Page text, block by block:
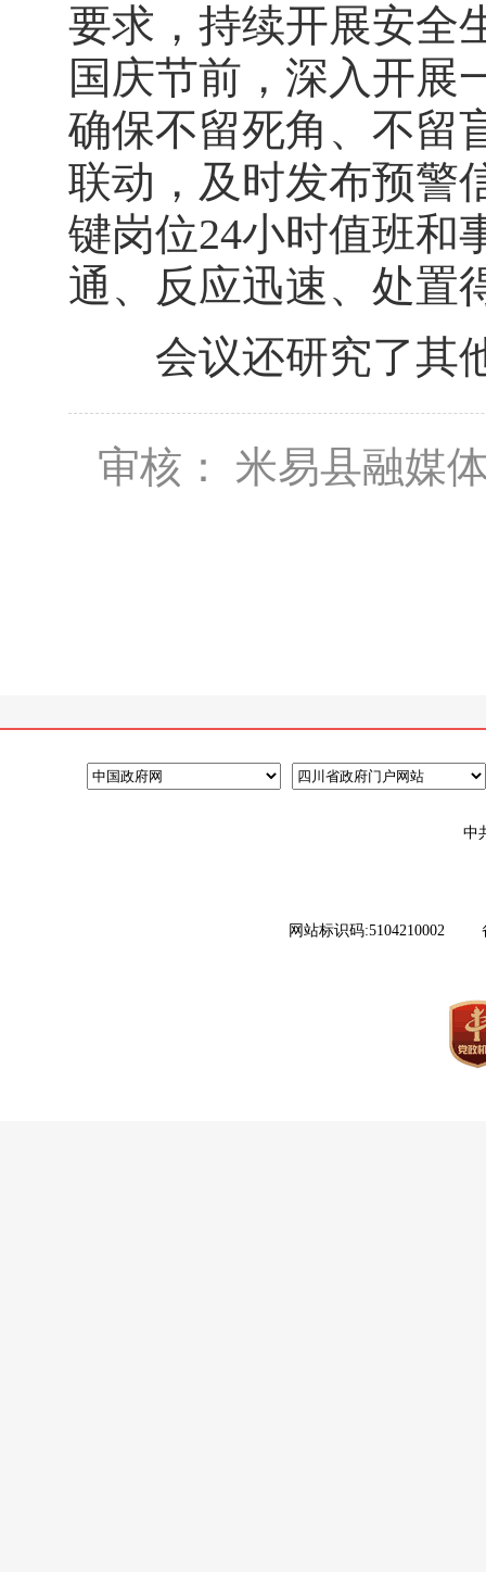
要求，持续开展安全
国庆节前，深入开展
确保不留死角、不留
联动，及时发布预警
键岗位24小时值班和
通、反应迅速、处置
会议还研究了其
审核： 米易县融媒
中
网站标识码:5104210002